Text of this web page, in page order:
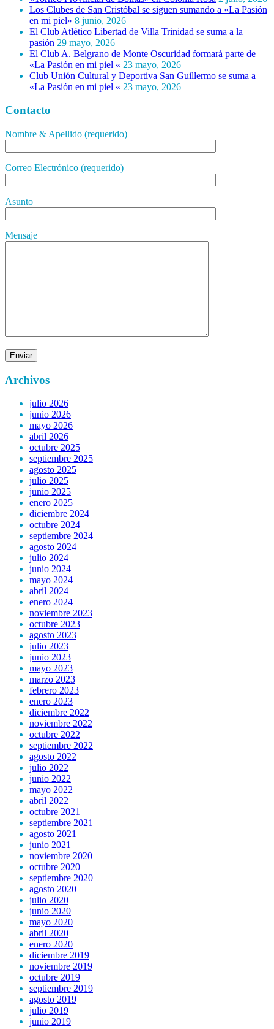
Los Clubes de San Cristóbal se siguen sumando a «La Pasión
en mi piel» 8 junio, 2026
El Club Atlético Libertad de Villa Trinidad se suma a la
pasión 29 mayo, 2026
El Club A. Belgrano de Monte Oscuridad formará parte de
«La Pasión en mi piel « 23 mayo, 2026
Club Unión Cultural y Deportiva San Guillermo se suma a
«La Pasión en mi piel « 23 mayo, 2026
Contacto
Nombre & Apellido (requerido)
Correo Electrónico (requerido)
Asunto
Mensaje
Archivos
julio 2026
junio 2026
mayo 2026
abril 2026
octubre 2025
septiembre 2025
agosto 2025
julio 2025
junio 2025
enero 2025
diciembre 2024
octubre 2024
septiembre 2024
agosto 2024
julio 2024
junio 2024
mayo 2024
abril 2024
enero 2024
noviembre 2023
octubre 2023
agosto 2023
julio 2023
junio 2023
mayo 2023
marzo 2023
febrero 2023
enero 2023
diciembre 2022
noviembre 2022
octubre 2022
septiembre 2022
agosto 2022
julio 2022
junio 2022
mayo 2022
abril 2022
octubre 2021
septiembre 2021
agosto 2021
junio 2021
noviembre 2020
octubre 2020
septiembre 2020
agosto 2020
julio 2020
junio 2020
mayo 2020
abril 2020
enero 2020
diciembre 2019
noviembre 2019
octubre 2019
septiembre 2019
agosto 2019
julio 2019
junio 2019